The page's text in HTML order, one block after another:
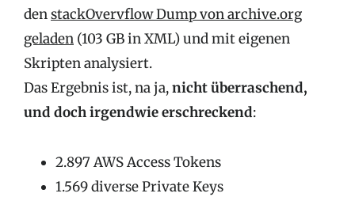
denstackOvervflow Dump von archive.org
geladen (103 GB in XML) und mit eigenen
Skripten analysiert.
Das Ergebnis ist, na ja,nicht überraschend,
und doch irgendwie erschreckend:
2.897 AWS Access Tokens
1.569 diverse Private Keys